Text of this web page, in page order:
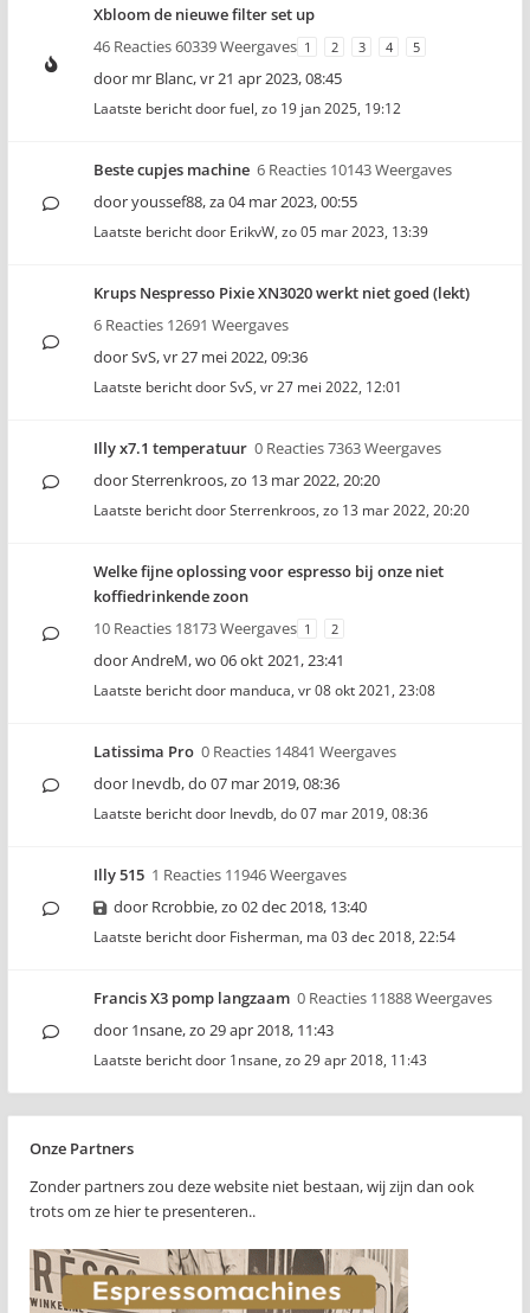
Xbloom de nieuwe filter set up
46 Reacties 60339 Weergaves 1 2 3 4 5
door mr Blanc,vr 21 apr 2023, 08:45
Laatste bericht doorfuel, zo 19 jan 2025, 19:12
Beste cupjes machine 6 Reacties 10143 Weergaves
dooryoussef88,za 04 mar 2023, 00:55
Laatste bericht door ErikvW, zo 05 mar 2023, 13:39
Krups Nespresso Pixie XN3020 werkt niet goed (lekt)
6 Reacties 12691 Weergaves
doorSvS,vr 27 mei 2022, 09:36
Laatste bericht doorSvS, vr 27 mei 2022, 12:01
Illy x7.1 temperatuur 0 Reacties 7363 Weergaves
doorSterrenkroos,zo 13 mar 2022, 20:20
Laatste bericht doorSterrenkroos, zo 13 mar 2022, 20:20
Welke fijne oplossing voor espresso bij onze niet
koffiedrinkende zoon
10 Reacties 18173 Weergaves 1 2
doorAndreM,wo 06 okt 2021, 23:41
Laatste bericht door manduca, vr 08 okt 2021, 23:08
Latissima Pro 0 Reacties 14841 Weergaves
door Inevdb,do 07 mar 2019, 08:36
Laatste bericht door Inevdb, do 07 mar 2019, 08:36
Illy 515 1 Reacties 11946 Weergaves
door Rcrobbie,zo 02 dec 2018, 13:40
Laatste bericht door Fisherman, ma 03 dec 2018, 22:54
Francis X3 pomp langzaam 0 Reacties 11888 Weergaves
door 1nsane,zo 29 apr 2018, 11:43
Laatste bericht door 1nsane, zo 29 apr 2018, 11:43
Onze Partners
Zonder partners zou deze website niet bestaan, wij zijn dan ook
trots om ze hier te presenteren..